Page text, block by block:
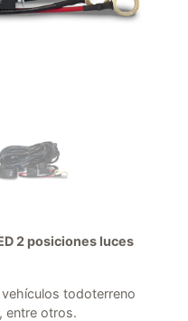
2 posiciones luces
todoterreno
entre otros.